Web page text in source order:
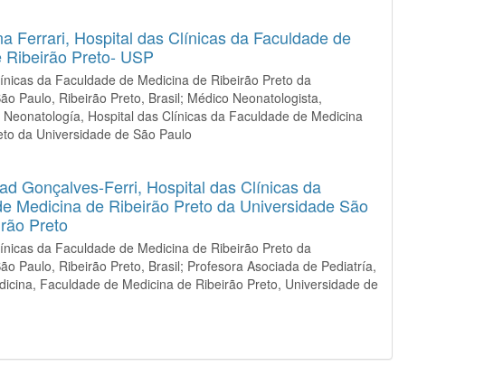
Ferrari, Hospital das Clínicas da Faculdade de
Ribeirão Preto- USP
da Faculdade de Medicina de Ribeirão Preto da
Paulo, Ribeirão Preto, Brasil; Médico Neonatologista,
Neonatología, Hospital das Clínicas da Faculdade de Medicina
da Universidade de São Paulo
Gonçalves-Ferri, Hospital das Clínicas da
Medicina de Ribeirão Preto da Universidade São
Preto
da Faculdade de Medicina de Ribeirão Preto da
Paulo, Ribeirão Preto, Brasil; Profesora Asociada de Pediatría,
Faculdade de Medicina de Ribeirão Preto, Universidade de